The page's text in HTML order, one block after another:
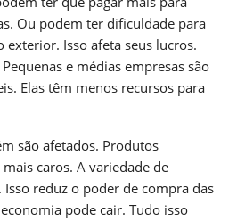
Ou podem ter dificuldade para
Isso afeta seus lucros.
e médias empresas são
Elas têm menos recursos para
são afetados. Produtos
caros. A variedade de
reduz o poder de compra das
pode cair. Tudo isso